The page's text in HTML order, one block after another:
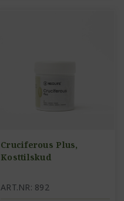
Cruciferous Plus,
Kosttilskud
ART.NR: 892